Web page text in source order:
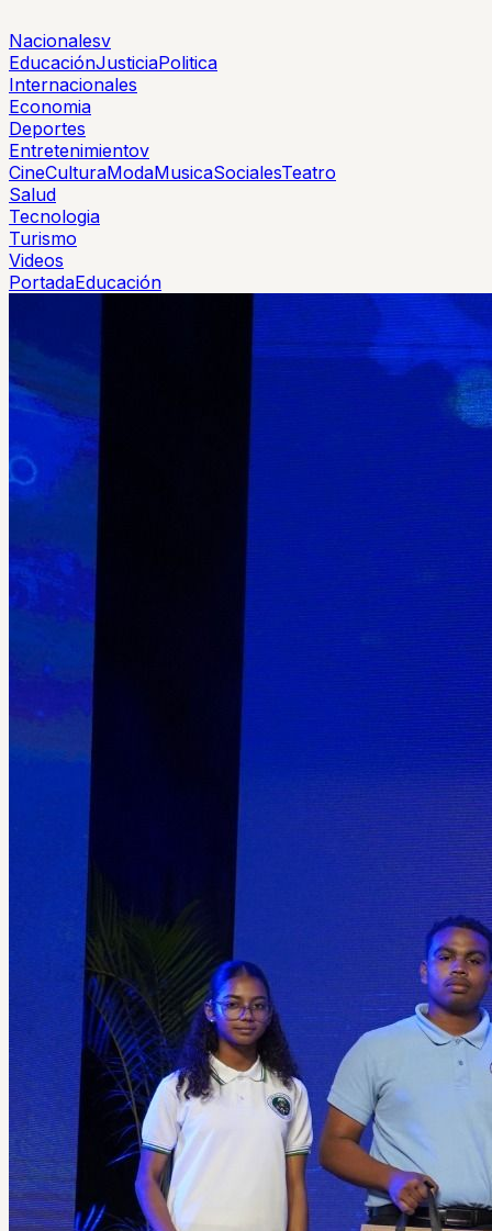
Nacionalesv
EducaciónJusticiaPolitica
Internacionales
Economia
Deportes
Entretenimientov
CineCulturaModaMusicaSocialesTeatro
Salud
Tecnologia
Turismo
Videos
PortadaEducación